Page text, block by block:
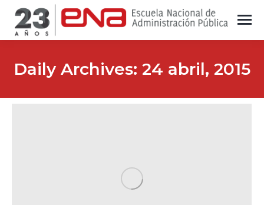
Daily Archives: 24 abril, 2015